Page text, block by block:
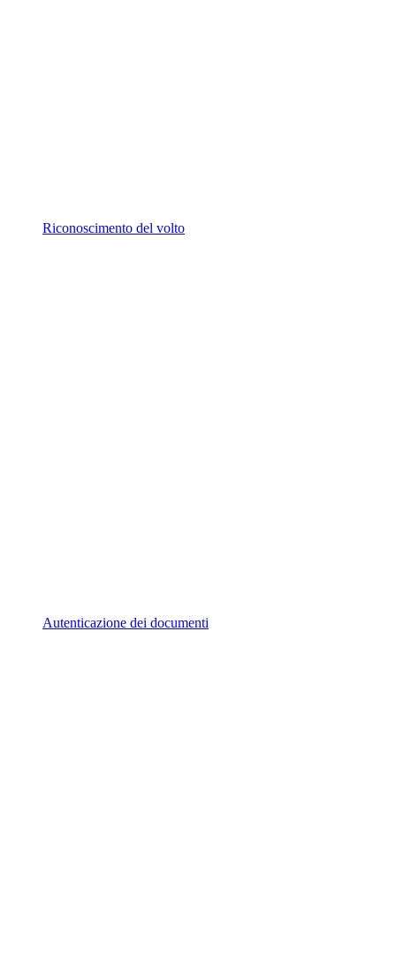
Riconoscimento del volto
Autenticazione dei documenti